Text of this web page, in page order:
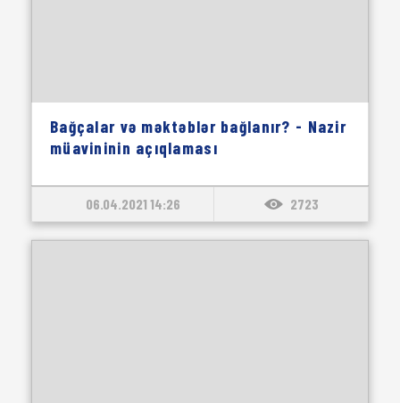
Bağçalar və məktəblər bağlanır? - Nazir
müavininin açıqlaması
06.04.2021 14:26 2723